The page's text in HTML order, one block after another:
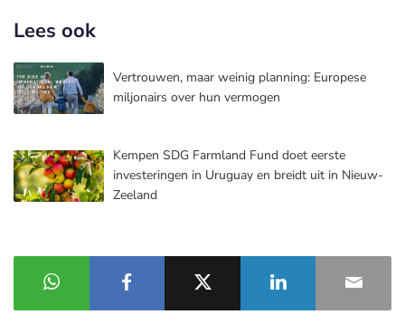
Lees ook
Vertrouwen, maar weinig planning: Europese
miljonairs over hun vermogen
Kempen SDG Farmland Fund doet eerste
investeringen in Uruguay en breidt uit in Nieuw-
Zeeland